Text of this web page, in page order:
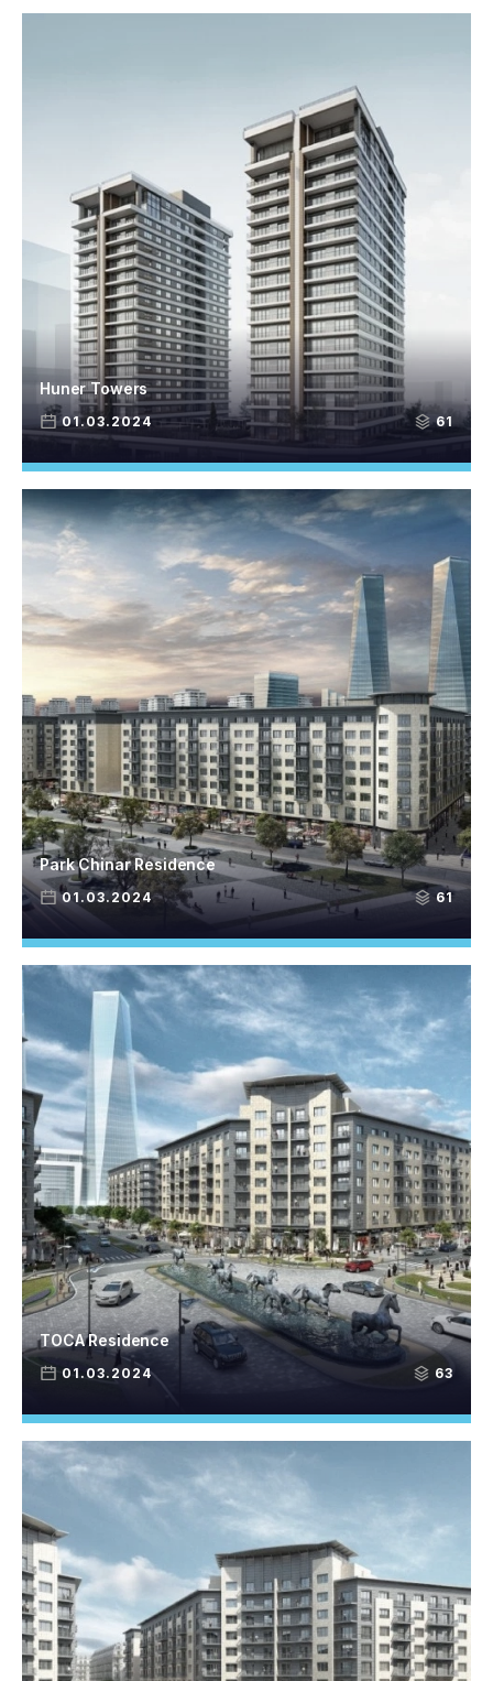
01.03.2024 61
Huner Towers
01.03.2024 61
Park Chinar Residence
01.03.2024 63
TOCA Residence